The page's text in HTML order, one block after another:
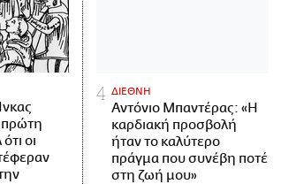
πρώτη
οι
ΔΙΕΘΝΗ
Αντόνιο Μπαντέρας: «Η
καρδιακή προσβολή
ήταν το καλύτερο
πράγμα που συνέβη ποτέ
στη ζωή μου»